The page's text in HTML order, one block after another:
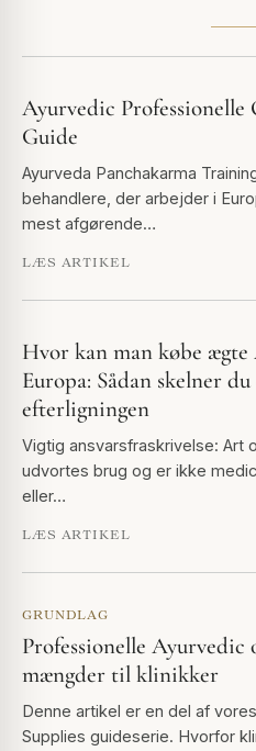
Ayurvedic
Guide
Ayurveda Panchakarma
behandlere, der arbejder i
mest afgørende…
LÆS ARTIKEL
Hvor kan man købe
Europa: Sådan skelner
efterligningen
Vigtig ansvarsfraskrivelse: Art
udvortes brug og er ikke
eller…
LÆS ARTIKEL
GRUNDLAG
Professionelle Ayurvedic
mængder til klinikker
Denne artikel er en del af
Supplies guideserie. Hvorfor